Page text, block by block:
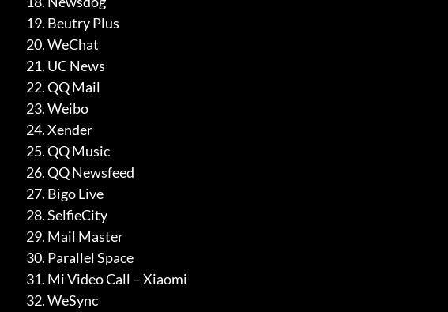
Beutry Plus
WeChat
UC News
QQ Mail
Weibo
Xender
QQ Music
QQ Newsfeed
Bigo Live
SelfieCity
Mail Master
Parallel Space
Mi Video Call – Xiaomi
WeSync